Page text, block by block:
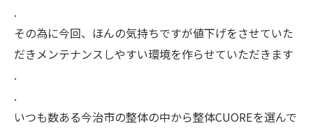
.
その為に今回、ほんの気持ちですが値下げをさせていた
だきメンテナンスしやすい環境を作らせていただきます
.
.
いつも数ある今治市の整体の中から整体CUOREを選んで